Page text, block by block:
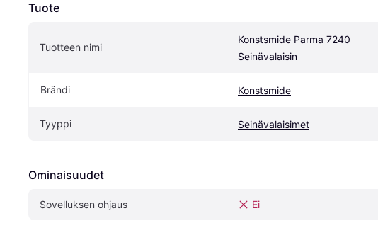
Tuote
Tuotteen nimi
Konstsmide Parma 7240
Seinävalaisin
Brändi Konstsmide
Tyyppi Seinävalaisimet
Ominaisuudet
Sovelluksen ohjaus Ei